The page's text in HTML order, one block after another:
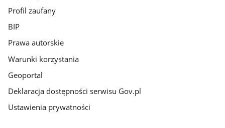
Profil zaufany
BIP
Prawa autorskie
Warunki korzystania
Geoportal
Deklaracja dostępności serwisu Gov.pl
Ustawienia prywatności